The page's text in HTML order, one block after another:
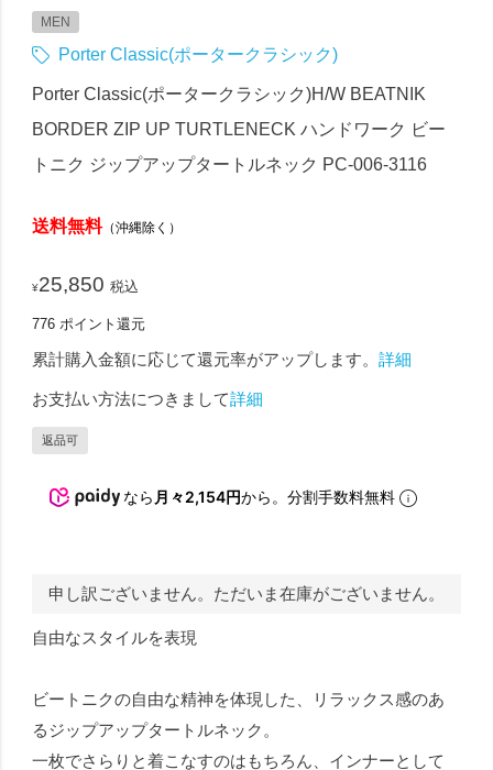
MEN
Porter Classic(ポータークラシック)
Porter Classic(ポータークラシック)H/W BEATNIK
BORDER ZIP UP TURTLENECK ハンドワーク ビー
トニク ジップアップタートルネック PC-006-3116
送料無料（沖縄除く）
¥25,850 税込
776 ポイント還元
累計購入金額に応じて還元率がアップします。詳細
お支払い方法につきまして詳細
返品可
なら 月々2,154円から。分割手数料無料
申し訳ございません。ただいま在庫がございません。
自由なスタイルを表現
ビートニクの自由な精神を体現した、リラックス感のあ
るジップアップタートルネック。
一枚でさらりと着こなすのはもちろん、インナーとして